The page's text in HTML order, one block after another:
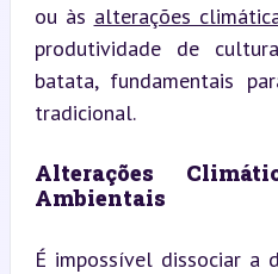
ou às alterações
produtividade de
batata, fundamentais
tradicional.
Alterações
Ambientais
É impossível dissociar a